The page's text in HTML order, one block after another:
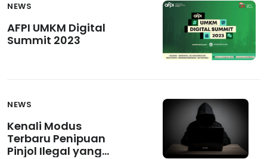
NEWS
AFPI UMKM Digital
Summit 2023
NEWS
Kenali Modus
Terbaru Penipuan
Pinjol Ilegal yang